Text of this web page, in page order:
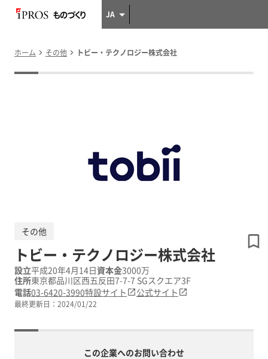
JA
ホーム その他 トビー・テクノロジー株式会社
その他
トビー・テクノロジー株式会社
設立平成20年4月14日資本金3000万
住所東京都品川区西五反田7-7-7 SGスクエア3F
電話03-6420-3990特設サイト 公式サイト
最終更新日： 2024/01/22
この企業へのお問い合わせ